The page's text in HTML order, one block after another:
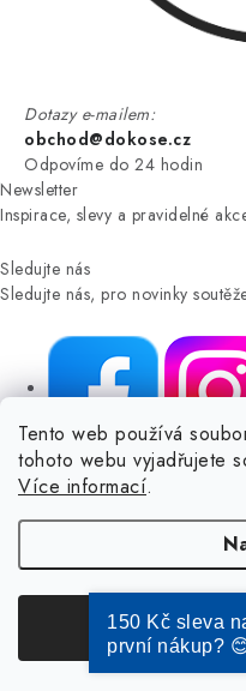
Tento web používá
tohoto webu vyjadřujete
Více informací.
Dotazy e-mailem:
obchod@dokose.cz
Odpovíme do 24 hodin
Newsletter
Inspirace, slevy a pravidelné
Sledujte nás
Sledujte nás, pro novinky
NIKARO, s.r.o.- Dokoše.cz,
Votice, ČESKÁ REPUBLIKA
Podle zákona o evidenci tržeb
Zároveň je povinen zaevidovat
případě technického výpadku
© Copyright 2004-2024
150 Kč sleva
první nákup?